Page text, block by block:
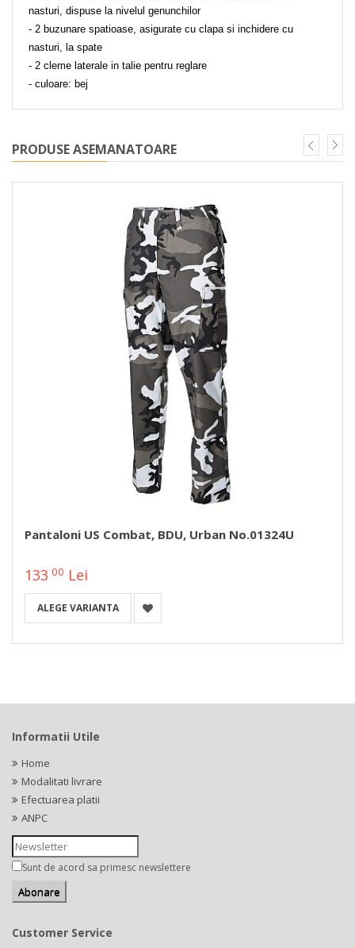
nasturi, dispuse la nivelul genunchilor
- 2 buzunare spatioase, asigurate cu clapa si inchidere cu
nasturi, la spate
- 2 cleme laterale in talie pentru reglare
- culoare: bej
PRODUSE ASEMANATOARE
Pantaloni US Combat, BDU, Urban No.01324U
133 00 Lei
ALEGE VARIANTA
Informatii Utile
Home
Modalitati livrare
Efectuarea platii
ANPC
Sunt de acord sa primesc newslettere
Customer Service